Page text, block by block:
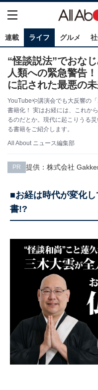
連載 ライフ グルメ
“怪談説法”でおな
人類への緊急警告
に記された最悪の
YouTubeや講演会でも大反響の
書籍化！ 実はお経には、これか
るのだとか。現代に起こりうる
る書籍をご紹介します。
All About ニュース編集部
PR 提供：株式会社
■お経は時代が変化
書!?